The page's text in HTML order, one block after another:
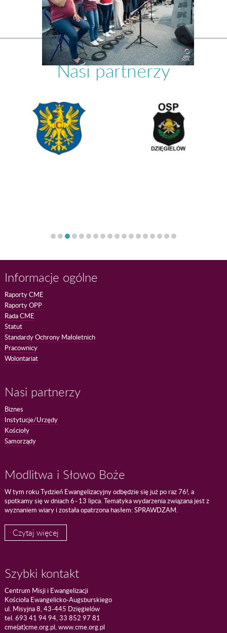
Nasi partnerzy
Informacje ogólne
Raporty CME
Raporty OPP
Rada CME
Statut
Standardy Ochrony Małoletnich
Pracownicy
Wolontariat
Nasi partnerzy
Biznes
Instytucje/Urzędy
Kościoły
Samorządy
Modlitwa i Słowo Boże
W tym roku Tydzień Ewangelizacyjny odbędzie się już po raz 76!, a
spotkamy się w dniach 6–13 lipca. Tematyka wydarzenia związana jest z
wyznaniem wiary i została opatrzona hasłem: SPRAWDZAM.
Czytaj więcej
Szybki kontakt
Centrum Misji i Ewangelizacji
Kościoła Ewangelicko-Augsburskiego
ul. Misyjna 8, 43-445 Dzięgielów
tel. 693 41 94 94, 33 852 97 81
cme(at)cme.org.pl, www.cme.org.pl